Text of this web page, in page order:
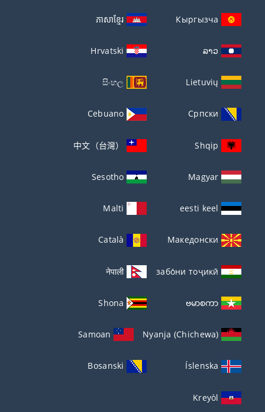
Кыргызча
ភាសាខ្មែរ
ລາວ
Hrvatski
Lietuvių
සිංහල
Српски
Cebuano
Shqip
中文（台灣）
Magyar
Sesotho
eesti keel
Malti
Македонски
Català
забо́ни тоҷикӣ́
नेपाली
ဗမာစကာ
Shona
Nyanja (Chichewa)
Samoan
Íslenska
Bosanski
Kreyòl